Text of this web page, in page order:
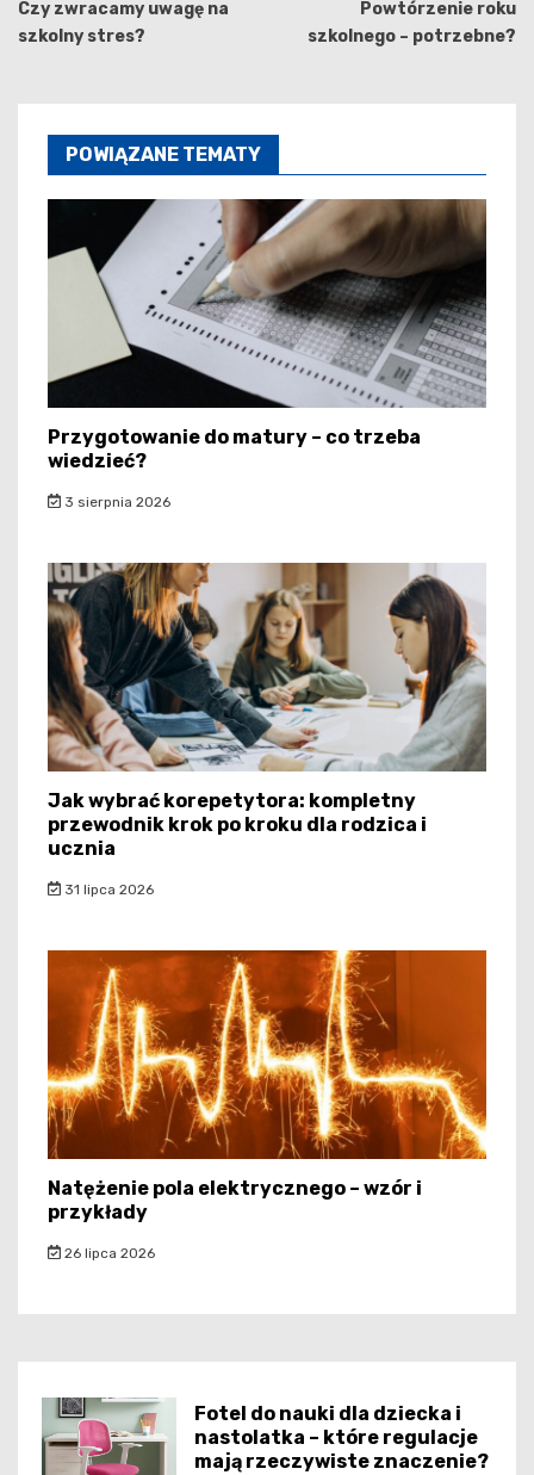
Czy zwracamy uwagę na
szkolny stres?
Powtórzenie roku
szkolnego – potrzebne?
POWIĄZANE TEMATY
Przygotowanie do matury – co trzeba
wiedzieć?
3 sierpnia 2026
Jak wybrać korepetytora: kompletny
przewodnik krok po kroku dla rodzica i
ucznia
31 lipca 2026
Natężenie pola elektrycznego – wzór i
przykłady
26 lipca 2026
Fotel do nauki dla dziecka i
nastolatka – które regulacje
mają rzeczywiste znaczenie?